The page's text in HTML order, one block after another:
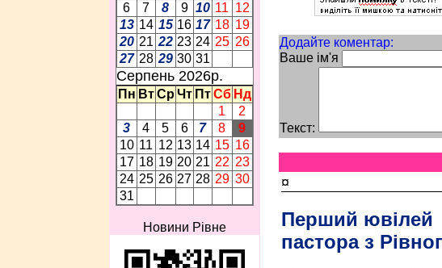
6
7 8 9 10 11 12
13 14 15 16 17 18 19
20 21 22 23 24 25 26
27 28 29 30 31
Серпень 2026p.
Пн Вт Ср Чт Пт Сб Нд
1
2
3
4 5 6 7 8
9
10 11 12 13 14 15 16
17 18 19 20 21 22 23
24 25 26 27 28 29 30
31
Новини Рівне
Додайте коментар:
Ваше ім'я
Текст:
¤
Перший ювілей
пастора з